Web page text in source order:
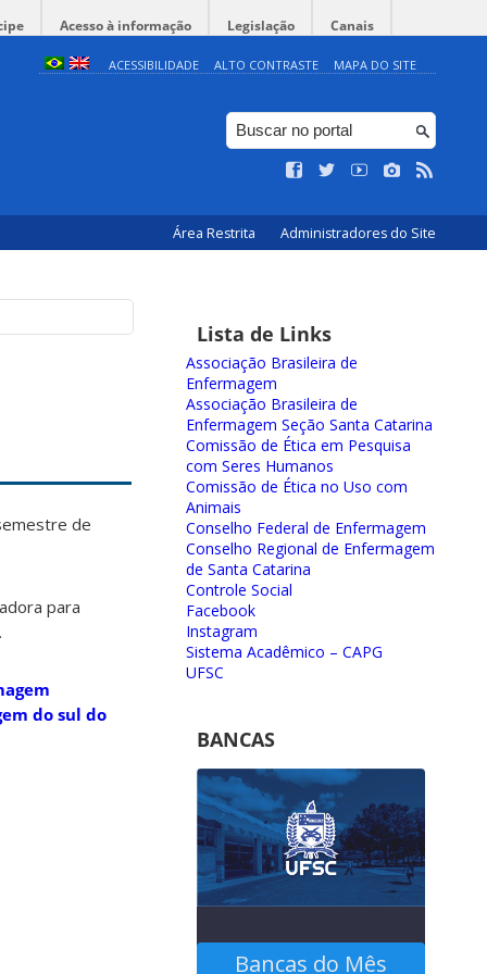
Acesso à informação Legislação Canais
ACESSIBILIDADE ALTO CONTRASTE MAPA DO SITE
Área Restrita Administradores do Site
de
para
do sul do
Lista de Links
Associação Brasileira de
Enfermagem
Associação Brasileira de
Enfermagem Seção Santa Catarina
Comissão de Ética em Pesquisa
com Seres Humanos
Comissão de Ética no Uso com
Animais
Conselho Federal de Enfermagem
Conselho Regional de Enfermagem
de Santa Catarina
Controle Social
Facebook
Instagram
Sistema Acadêmico – CAPG
UFSC
BANCAS
Bancas do Mês